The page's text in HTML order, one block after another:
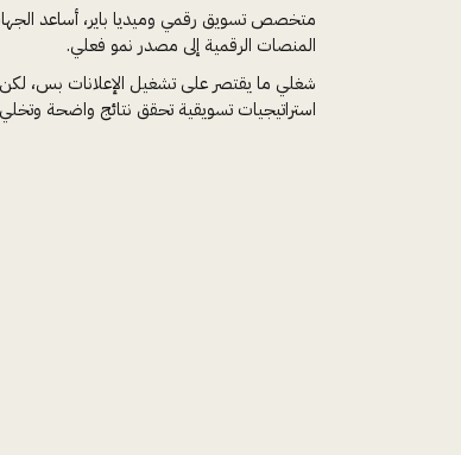
متخصص تسويق رقمي وميديا باير، أساعد
المنصات الرقمية إلى مصدر نمو فعلي.
شغلي ما يقتصر على تشغيل الإعلانات بس، لكن
استراتيجيات تسويقية تحقق نتائج واضحة وتخلي